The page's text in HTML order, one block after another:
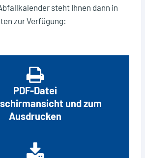
steht Ihnen dann in
zur Verfügung:
PDF-Datei
und zum
Ausdrucken
geschlossen